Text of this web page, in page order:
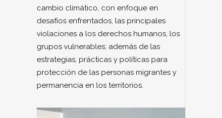
cambio climático, con enfoque en
desafíos enfrentados, las principales
violaciones a los derechos humanos, los
grupos vulnerables; además de las
estrategias, prácticas y políticas para
protección de las personas migrantes y
permanencia en los territorios.